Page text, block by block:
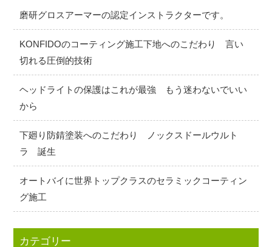
磨研グロスアーマーの認定インストラクターです。
KONFIDOのコーティング施工下地へのこだわり 言い
切れる圧倒的技術
ヘッドライトの保護はこれが最強 もう迷わないでいい
から
下廻り防錆塗装へのこだわり ノックスドールウルト
ラ 誕生
オートバイに世界トップクラスのセラミックコーティン
グ施工
カテゴリー